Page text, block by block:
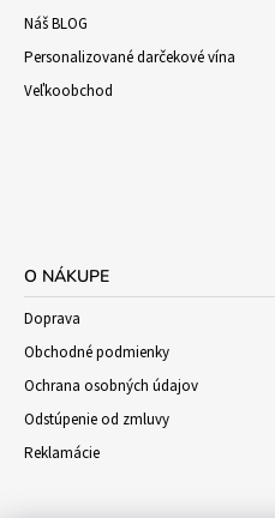
Náš BLOG
Personalizované darčekové vína
Veľkoobchod
O NÁKUPE
Doprava
Obchodné podmienky
Ochrana osobných údajov
Odstúpenie od zmluvy
Reklamácie